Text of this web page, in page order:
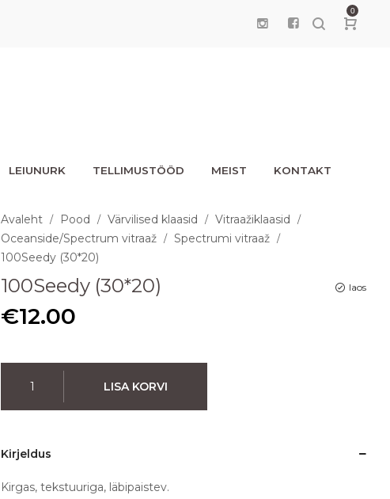
0
LEIUNURK TELLIMUSTÖÖD MEIST KONTAKT
Avaleht / Pood / Värvilised klaasid / Vitraažiklaasid /
Oceanside/Spectrum vitraaž / Spectrumi vitraaž /
100Seedy (30*20)
100Seedy (30*20) laos
€12.00
LISA KORVI
Kirjeldus
Kirgas, tekstuuriga, läbipaistev.